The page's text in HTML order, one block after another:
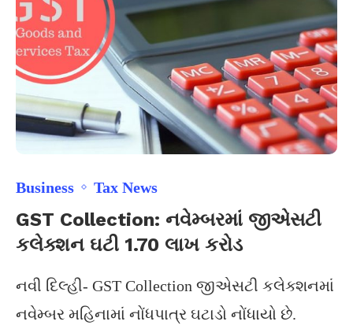
Business Tax News
GST Collection: નવેમ્બરમાં જીએસટી
કલેક્શન ઘટી 1.70 લાખ કરોડ
નવી દિલ્હી- GST Collection જીએસટી કલેક્શનમાં
નવેમ્બર મહિનામાં નોંધપાત્ર ઘટાડો નોંધાયો છે.